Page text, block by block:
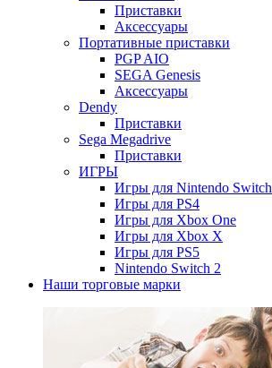
Приставки
Аксессуары
Портативные приставки
PGP AIO
SEGA Genesis
Аксессуары
Dendy
Приставки
Sega Megadrive
Приставки
ИГРЫ
Игры для Nintendo Switch
Игры для PS4
Игры для Xbox One
Игры для Xbox X
Игры для PS5
Nintendo Switch 2
Наши торговые марки